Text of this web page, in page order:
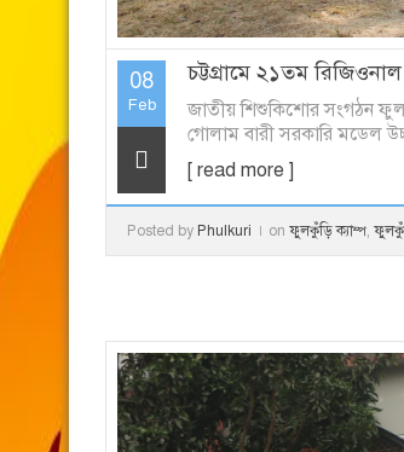
08
Feb
চট্টগ্রামে ২১তম
জাতীয় শিশুকিশোর সংগঠন
গোলাম বারী সরকারি মডেল
[ read more ]
Posted by Phulkuri on ফুলকুঁড়ি ক্যাম্প